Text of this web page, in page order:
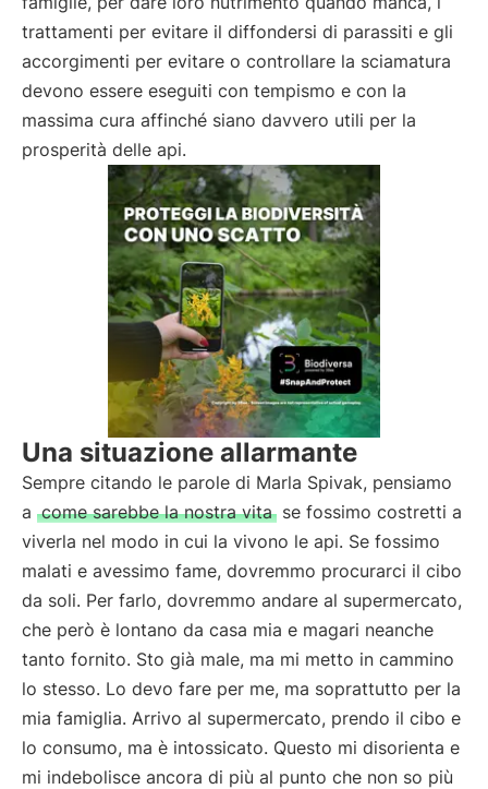
trattamenti per evitare il diffondersi di parassiti e gli
accorgimenti per evitare o controllare la sciamatura
devono essere eseguiti con tempismo e con la
massima cura affinché siano davvero utili per la
prosperità delle api.
Una situazione allarmante
Sempre citando le parole di Marla Spivak, pensiamo
a come sarebbe la nostra vita se fossimo costretti a
viverla nel modo in cui la vivono le api. Se fossimo
malati e avessimo fame, dovremmo procurarci il cibo
da soli. Per farlo, dovremmo andare al supermercato,
che però è lontano da casa mia e magari neanche
tanto fornito. Sto già male, ma mi metto in cammino
lo stesso. Lo devo fare per me, ma soprattutto per la
mia famiglia. Arrivo al supermercato, prendo il cibo e
lo consumo, ma è intossicato. Questo mi disorienta e
mi indebolisce ancora di più al punto che non so più